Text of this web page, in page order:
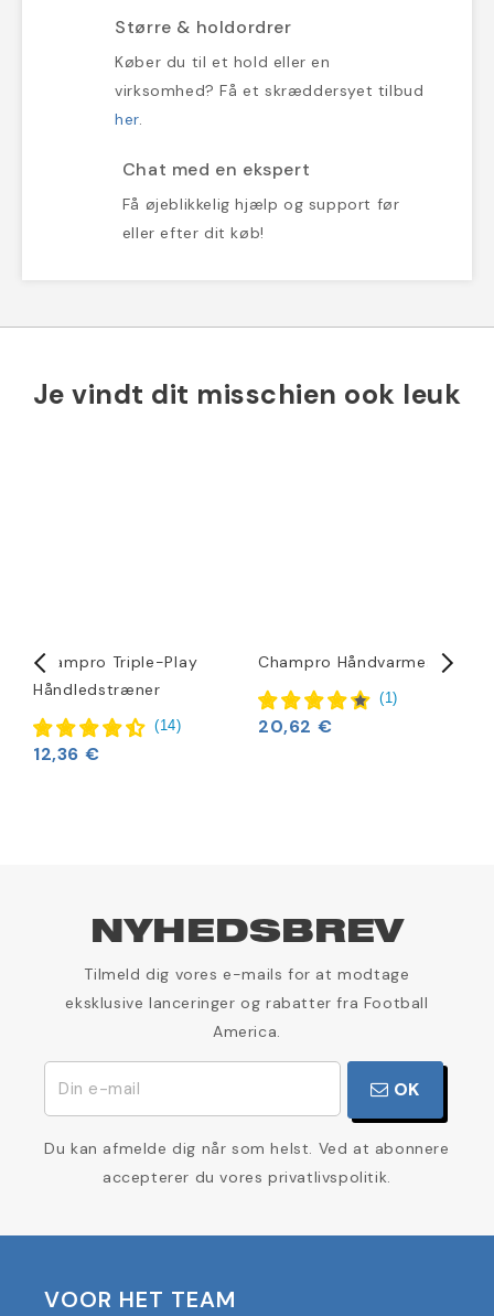
Større & holdordrer
Køber du til et hold eller en
virksomhed? Få et skræddersyet tilbud
her.
Chat med en ekspert
Få øjeblikkelig hjælp og support før
eller efter dit køb!
Je vindt dit misschien ook leuk
Champro Triple-Play
Håndledstræner
(14)
12,36 €
Champro Håndvarmer
(1)
20,62 €
NYHEDSBREV
Tilmeld dig vores e-mails for at modtage
eksklusive lanceringer og rabatter fra Football
America.
OK
Du kan afmelde dig når som helst. Ved at abonnere
accepterer du vores privatlivspolitik.
VOOR HET TEAM